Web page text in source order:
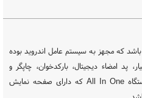
که مجهز به سیستم عامل اندروید بوده
پد امضاء دیجیتال، بارکدخوان، چاپگر و
دوربین در یک دستگاه می باشد.این دستگاه All In One که دارای صفحه نمایش